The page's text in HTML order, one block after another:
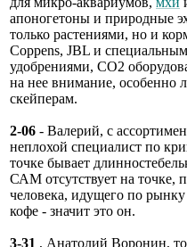
апоногетоны и природные
только растениями, но и
Coppens, JBL и
удобрениями, СО2
на нее внимание, особенно
скейперам.
2-06 - Валерий, с
неплохой специалист по
точке бывает
САМ отсутствует на точке,
человека, идущего по
кофе - значит это он.
3-31 , Анатолий Воронин,